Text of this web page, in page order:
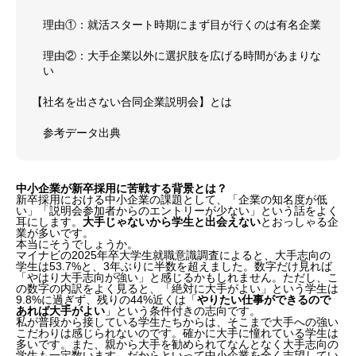
理由①：就活スタート時期にまず目が行くのは有名企業
理由②：大手企業以外に選択肢を広げる時間があまりな
い
【社名を出さない合同企業説明会】とは
参考データ出典
中小企業が新卒採用に苦戦する背景とは？
新卒採用における中小企業の課題として、「企業の知名度が低
い」「説明会参加者からのエントリーが少ない」という話をよく
耳にします。 大手じゃないから学生と出会えないとおっしゃる企
業が多いです。
本当にそうでしょうか。
マイナビの2025年卒大学生就職意識調査によると、大手志向の
学生は53.7%と、3年ぶりに半数を超えました。数字だけ見れば
「やはり大手志向が強い」と感じるかもしれません。ただし、こ
の数字の内訳をよく見ると、「絶対に大手がよい」という学生は
9.8%に過ぎず、残りの44%近くは「やりたい仕事ができるので
あれば大手がよい 」という条件付きの志向です。
私が普段から接している学生たちからは、そこまで大手への強い
こだわりは感じられないのです。確かに大手に憧れている学生は
多いです。また、親から大手を勧められてなんとなく大手志向の